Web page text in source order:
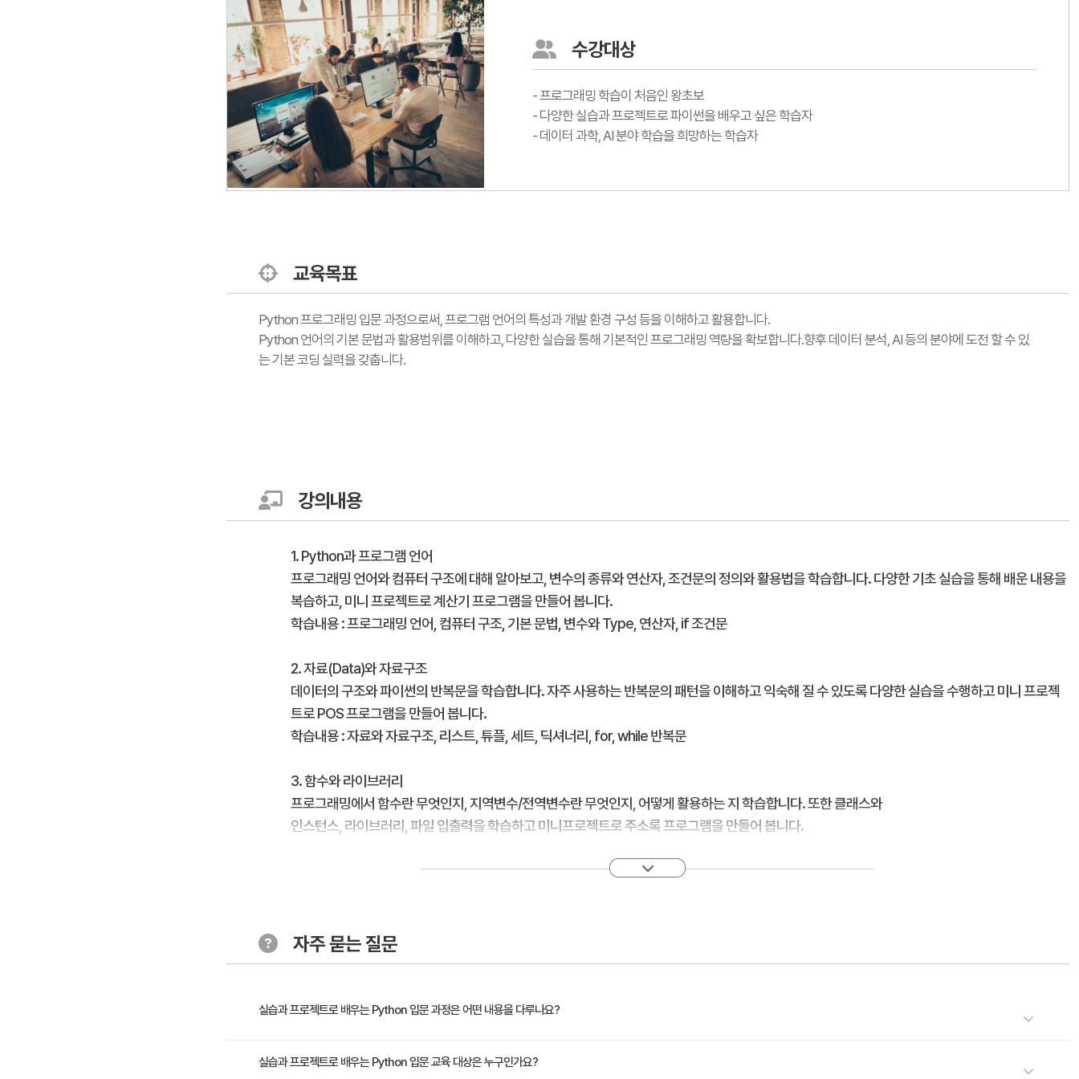
수강대상
- 프로그래밍 학습이 처음인 왕초보
- 다양한 실습과 프로젝트로 파이썬을 배우고 싶은 학습자
- 데이터 과학, AI 분야 학습을 희망하는 학습자
교육목표
Python 프로그래밍 입문 과정으로써, 프로그램 언어의 특성과 개발 환경 구성 등을 이해하고 활용합니다.
Python 언어의 기본 문법과 활용범위를 이해하고, 다양한 실습을 통해 기본적인 프로그래밍 역량을 확보합니다.향후 데이터 분석, AI 등의 분야에 도전 할 수 있
는 기본 코딩 실력을 갖춥니다.
강의내용
1. Python과 프로그램 언어
프로그래밍 언어와 컴퓨터 구조에 대해 알아보고, 변수의 종류와 연산자, 조건문의 정의와 활용법을 학습합니다. 다양한 기초 실습을 통해 배운 내용을
복습하고, 미니 프로젝트로 계산기 프로그램을 만들어 봅니다.
학습내용 : 프로그래밍 언어, 컴퓨터 구조, 기본 문법, 변수와 Type, 연산자, if 조건문
2. 자료(Data)와 자료구조
데이터의 구조와 파이썬의 반복문을 학습합니다. 자주 사용하는 반복문의 패턴을 이해하고 익숙해 질 수 있도록 다양한 실습을 수행하고 미니 프로젝
트로 POS 프로그램을 만들어 봅니다.
학습내용 : 자료와 자료구조, 리스트, 튜플, 세트, 딕셔너리, for, while 반복문
3. 함수와 라이브러리
프로그래밍에서 함수란 무엇인지, 지역변수/전역변수란 무엇인지, 어떻게 활용하는 지 학습합니다. 또한 클래스와
인스턴스, 라이브러리, 파일 입출력을 학습하고 미니프로젝트로 주소록 프로그램을 만들어 봅니다.
자주 묻는 질문
실습과 프로젝트로 배우는 Python 입문 과정은 어떤 내용을 다루나요?
본 과정은 실습과 프로젝트를 통해 Python의 문법, 조건문, 자료 구조, 반복문, 함수, 클래스 등을 학습합니다. 코딩 초보가 프로그래밍이 동작하는 기본적인 원리를 이해하고 재미있게 파이썬 프로그램
실습과 프로젝트로 배우는 Python 입문 교육 대상은 누구인가요?